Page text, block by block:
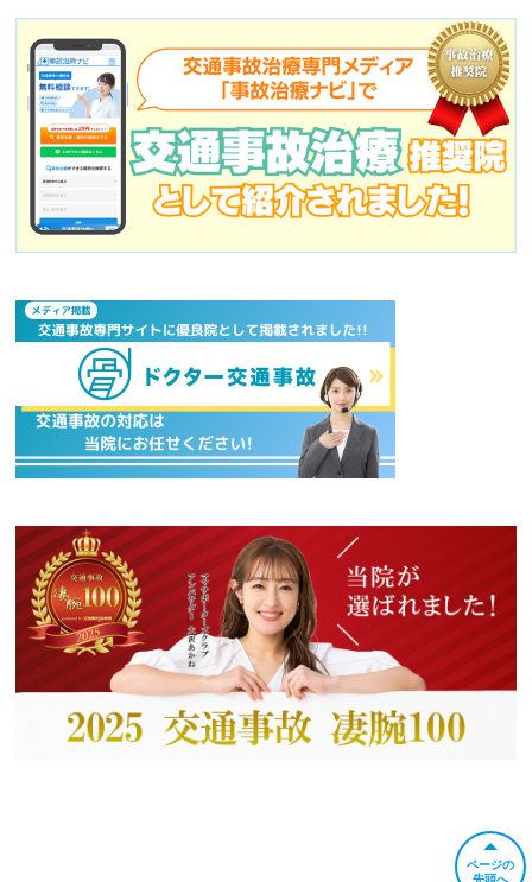
ページの
先頭へ